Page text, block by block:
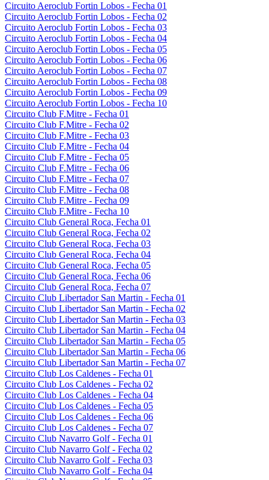
Circuito Aeroclub Fortin Lobos - Fecha 01
Circuito Aeroclub Fortin Lobos - Fecha 02
Circuito Aeroclub Fortin Lobos - Fecha 03
Circuito Aeroclub Fortin Lobos - Fecha 04
Circuito Aeroclub Fortin Lobos - Fecha 05
Circuito Aeroclub Fortin Lobos - Fecha 06
Circuito Aeroclub Fortin Lobos - Fecha 07
Circuito Aeroclub Fortin Lobos - Fecha 08
Circuito Aeroclub Fortin Lobos - Fecha 09
Circuito Aeroclub Fortin Lobos - Fecha 10
Circuito Club F.Mitre - Fecha 01
Circuito Club F.Mitre - Fecha 02
Circuito Club F.Mitre - Fecha 03
Circuito Club F.Mitre - Fecha 04
Circuito Club F.Mitre - Fecha 05
Circuito Club F.Mitre - Fecha 06
Circuito Club F.Mitre - Fecha 07
Circuito Club F.Mitre - Fecha 08
Circuito Club F.Mitre - Fecha 09
Circuito Club F.Mitre - Fecha 10
Circuito Club General Roca, Fecha 01
Circuito Club General Roca, Fecha 02
Circuito Club General Roca, Fecha 03
Circuito Club General Roca, Fecha 04
Circuito Club General Roca, Fecha 05
Circuito Club General Roca, Fecha 06
Circuito Club General Roca, Fecha 07
Circuito Club Libertador San Martin - Fecha 01
Circuito Club Libertador San Martin - Fecha 02
Circuito Club Libertador San Martin - Fecha 03
Circuito Club Libertador San Martin - Fecha 04
Circuito Club Libertador San Martin - Fecha 05
Circuito Club Libertador San Martin - Fecha 06
Circuito Club Libertador San Martin - Fecha 07
Circuito Club Los Caldenes - Fecha 01
Circuito Club Los Caldenes - Fecha 02
Circuito Club Los Caldenes - Fecha 04
Circuito Club Los Caldenes - Fecha 05
Circuito Club Los Caldenes - Fecha 06
Circuito Club Los Caldenes - Fecha 07
Circuito Club Navarro Golf - Fecha 01
Circuito Club Navarro Golf - Fecha 02
Circuito Club Navarro Golf - Fecha 03
Circuito Club Navarro Golf - Fecha 04